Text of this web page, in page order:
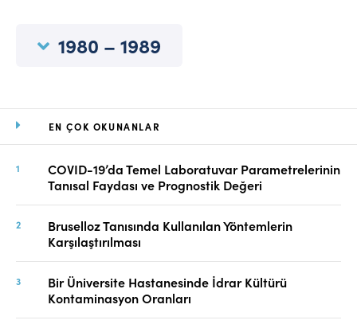
EN ÇOK OKUNANLAR
COVID-19’da Temel Laboratuvar Parametrelerinin
Tanısal Faydası ve Prognostik Değeri
Bruselloz Tanısında Kullanılan Yöntemlerin
Karşılaştırılması
Bir Üniversite Hastanesinde İdrar Kültürü
Kontaminasyon Oranları
1980 – 1989